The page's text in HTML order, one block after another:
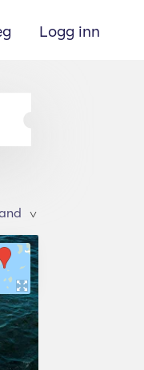
Logg inn
>